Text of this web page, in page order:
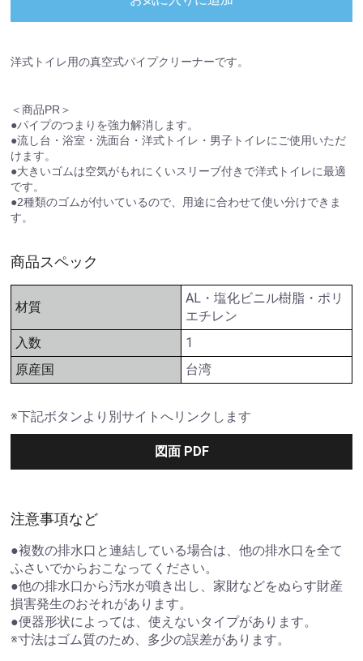
洋式トイレ用の真空式パイプクリーナーです。
＜商品PR＞
●パイプのつまりを強力解消します。
●流し台・浴室・洗面台・洋式トイレ・男子トイレにご使用いただ
けます。
●大きいゴムは空気がもれにくいスリーブ付きで洋式トイレに最適
です。
●2種類のゴムが付いているので、用途に合わせて使い分けできま
す。
商品スペック
材質
AL・塩化ビニル樹脂・ポリ
エチレン
入数
1
原産国
台湾
※下記ボタンより別サイトへリンクします
図面 PDF
注意事項など
●複数の排水口と連結している場合は、他の排水口を全て
ふさいでからおこなってください。
●他の排水口から汚水が噴き出し、家財などをぬらす財産
損害発生のおそれがあります。
●便器形状によっては、使えないタイプがあります。
※寸法はゴム質のため、多少の誤差があります。